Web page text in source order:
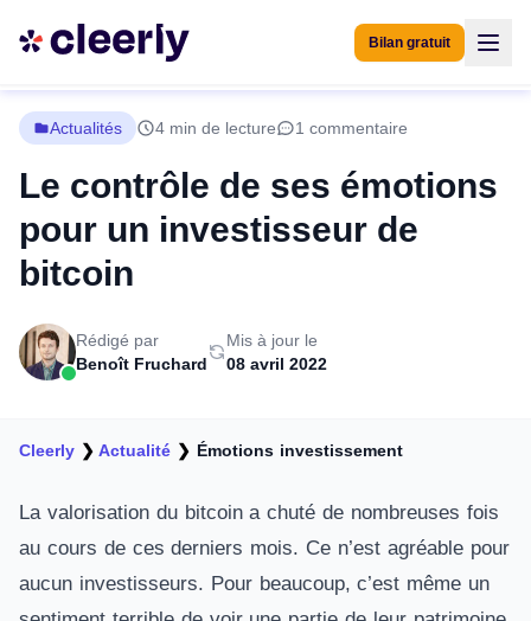
Bilan gratuit
Actualités 4 min de lecture 1 commentaire
Le contrôle de ses émotions
pour un investisseur de
bitcoin
Rédigé par
Benoît Fruchard
Mis à jour le
08 avril 2022
Cleerly ❯Actualité ❯ Émotions investissement
La valorisation du bitcoin a chuté de nombreuses fois
au cours de ces derniers mois. Ce n’est agréable pour
aucun investisseurs. Pour beaucoup, c’est même un